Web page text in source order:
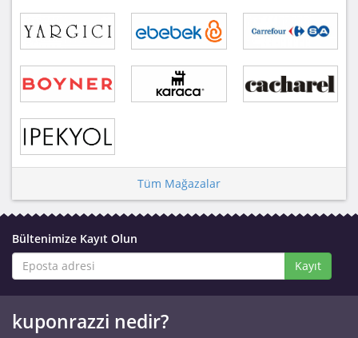
Tüm Mağazalar
Bültenimize Kayıt Olun
Kayıt
kuponrazzi nedir?